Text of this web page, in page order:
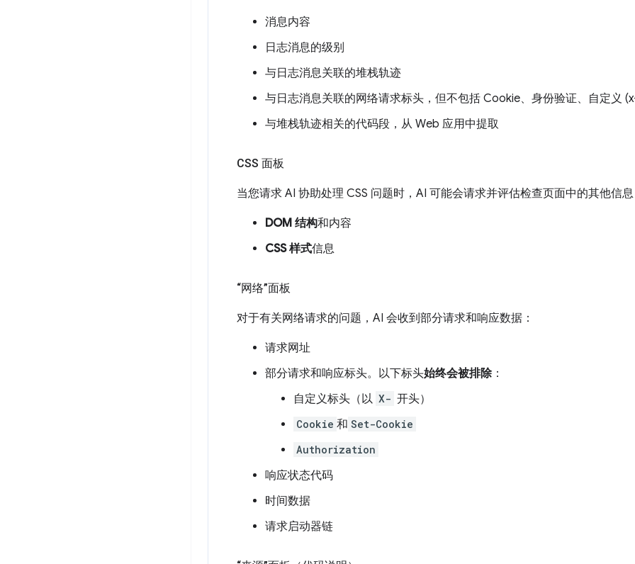
消息内容
日志消息的级别
与日志消息关联的堆栈轨迹
与日志消息关联的网络请求标头，但不包括 Cookie、身份验证、自定义
与堆栈轨迹相关的代码段，从 Web 应用中提取
CSS 面板
当您请求 AI 协助处理 CSS 问题时，AI 可能会请求并评估检查页面中的其他信
DOM 结构和内容
CSS 样式信息
“网络”面板
对于有关网络请求的问题，AI 会收到部分请求和响应数据：
请求网址
部分请求和响应标头。以下标头始终会被排除：
自定义标头（以 X- 开头）
Cookie 和 Set-Cookie
Authorization
响应状态代码
时间数据
请求启动器链